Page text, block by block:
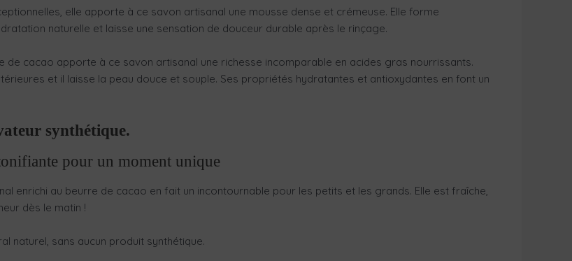
elle apporte à ce savon artisanal une mousse dense et crémeuse. Elle forme
naturelle et laisse une sensation de douceur durable après le rinçage.
cacao apporte à ce savon artisanal une richesse incomparable en acides gras nourrissants.
et il laisse la peau douce et souple. Ses propriétés hydratantes et antioxydantes en font un
synthétique.
pour un moment unique
enrichi au beurre de cacao en fait un incontournable pour les petits et les grands. Elle est fraîche,
dès le matin !
naturel, sans aucun produit synthétique.